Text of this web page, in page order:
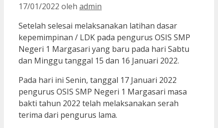
17/01/2022 oleh admin
Setelah selesai melaksanakan latihan dasar
kepemimpinan / LDK pada pengurus OSIS SMP
Negeri 1 Margasari yang baru pada hari Sabtu
dan Minggu tanggal 15 dan 16 Januari 2022.
Pada hari ini Senin, tanggal 17 Januari 2022
pengurus OSIS SMP Negeri 1 Margasari masa
bakti tahun 2022 telah melaksanakan serah
terima dari pengurus lama.